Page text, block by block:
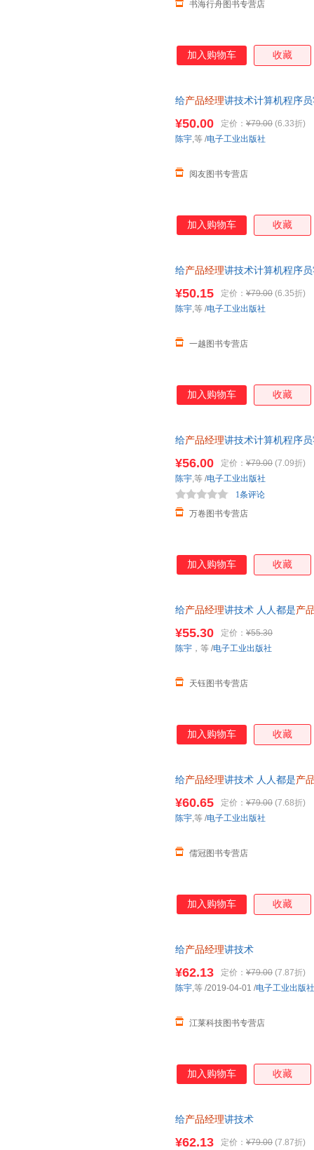
书海行舟图书专营店
加入购物车 收藏
给产品经理讲技术计算机程序
¥50.00 定价： ¥79.00 (6.33折)
阅友图书专营店
陈宇,等 /电子工业出版社
加入购物车 收藏
给产品经理讲技术计算机程序
发票
¥50.15 定价： ¥79.00 (6.35折)
一越图书专营店
陈宇,等 /电子工业出版社
加入购物车 收藏
给产品经理讲技术计算机程序
¥56.00 定价： ¥79.00 (7.09折)
万卷图书专营店
1条评论
陈宇,等 /电子工业出版社
加入购物车 收藏
给产品经理讲技术 人人都是产
¥55.30 定价： ¥55.30
天钰图书专营店
陈宇 ，等 /电子工业出版社
加入购物车 收藏
给产品经理讲技术 人人都是产
货 部分书籍卖价高于定价 介者
¥60.65 定价： ¥79.00 (7.68折)
儒冠图书专营店
陈宇,等 /电子工业出版社
加入购物车 收藏
给产品经理讲技术
¥62.13 定价： ¥79.00 (7.87折)
江莱科技图书专营店
陈宇,等 /2019-04-01 /电子工业出版社
加入购物车 收藏
给产品经理讲技术
¥62.13 定价： ¥79.00 (7.87折)